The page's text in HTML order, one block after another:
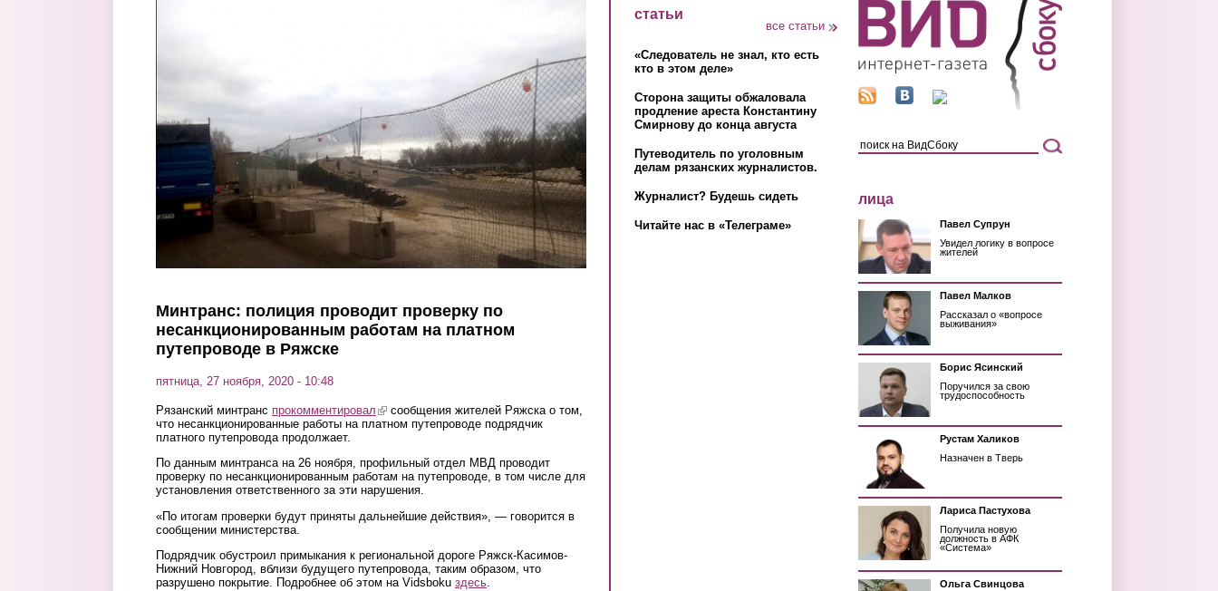
Минтранс: полиция проводит проверку по
несанкционированным работам на платном
путепроводе в Ряжске
пятница, 27 ноября, 2020 - 10:48
Рязанский минтранс прокомментировал (link is external)
сообщения жителей Ряжска о том,
что несанкционированные работы на платном путепроводе подрядчик
платного путепровода продолжает.
По данным минтранса на 26 ноября, профильный отдел МВД проводит
проверку по несанкционированным работам на путепроводе, в том числе для
установления ответственного за эти нарушения.
«По итогам проверки будут приняты дальнейшие действия», — говорится в
сообщении министерства.
Подрядчик обустроил примыкания к региональной дороге Ряжск-Касимов-
Нижний Новгород, вблизи будущего путепровода, таким образом, что
разрушено покрытие. Подробнее об этом на Vidsboku здесь
статьи
все статьи
«Следователь не знал, кто есть
кто в этом деле»
Сторона защиты обжаловала
продление ареста Константину
Смирнову до конца августа
Путеводитель по уголовным
делам рязанских журналистов.
Журналист? Будешь сидеть
Читайте нас в «Телеграме»
лица
Павел Супрун
Увидел логику в вопросе
жителей
Павел Малков
Рассказал о «вопросе
выживания»
Борис Ясинский
Поручился за свою
трудоспособность
Рустам Халиков
Назначен в Тверь
Лариса Пастухова
Получила новую
должность в АФК
«Система»
Ольга Свинцова